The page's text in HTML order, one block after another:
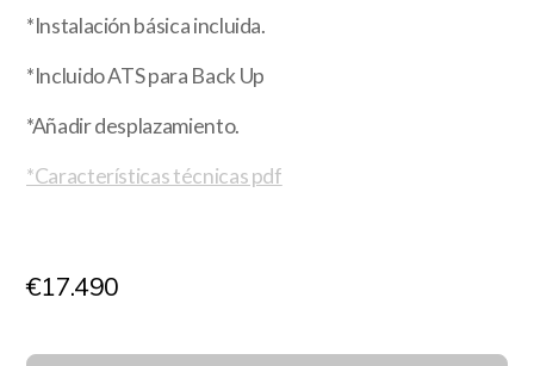
*Instalación básica incluida.
*Incluido ATS para Back Up
*Añadir desplazamiento.
*Características técnicas pdf
€17.490